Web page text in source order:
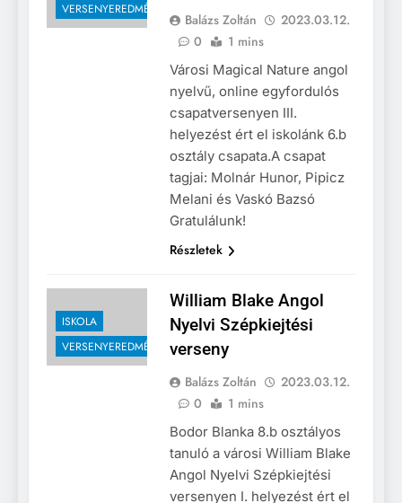
VERSENYEREDMÉNYEK
Balázs Zoltán
2023.03.12.
0
1 mins
Városi Magical Nature angol
nyelvű, online egyfordulós
csapatversenyen III.
helyezést ért el iskolánk 6.b
osztály csapata.A csapat
tagjai: Molnár Hunor, Pipicz
Melani és Vaskó Bazsó
Gratulálunk!
Részletek
ISKOLA
VERSENYEREDMÉNYEK
William Blake Angol
Nyelvi Szépkiejtési
verseny
Balázs Zoltán
2023.03.12.
0
1 mins
Bodor Blanka 8.b osztályos
tanuló a városi William Blake
Angol Nyelvi Szépkiejtési
versenyen I. helyezést ért el